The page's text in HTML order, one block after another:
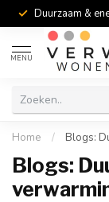
Duurzaam &
MENU
Home / Blogs:
Blogs: